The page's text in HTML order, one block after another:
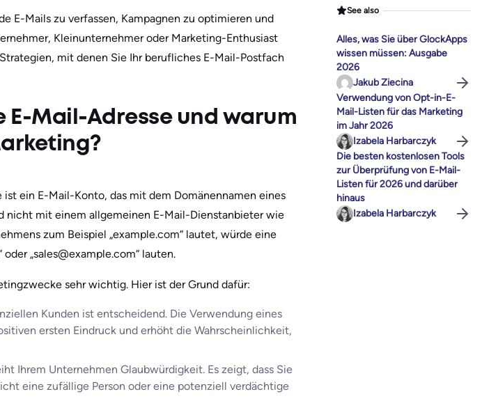
E-Mails zu verfassen, Kampagnen zu optimieren und
Kleinunternehmer oder Marketing-Enthusiast
mit denen Sie Ihr berufliches E-Mail-Postfach
E-Mail-Adresse und warum
ein E-Mail-Konto, das mit dem Domänennamen eines
nicht mit einem allgemeinen E-Mail-Dienstanbieter wie
zum Beispiel „example.com͏“ lautet, würde eine
„sales@example͏.com“ lauten.
sehr wichtig. Hier ist der Grund dafür:
Kunden ist entscheidend. Die Verwendung eines
ersten Eindruck und erhöht die Wahrscheinlichkeit,
Ihrem Unternehmen Glaubwürdigkeit. Es zeigt, dass Sie
eine zufällige Person oder eine potenziell verdächtige
See also
Alles, was Sie über GlockApps
wissen müssen: Ausgabe
2026
Jakub Ziecina
Verwendung von Opt-in-E-
Mail-Listen für das Marketing
im Jahr 2026
Izabela Harbarczyk
Die besten kostenlosen Tools
zur Überprüfung von E-Mail-
Listen für 2026 und darüber
hinaus
Izabela Harbarczyk